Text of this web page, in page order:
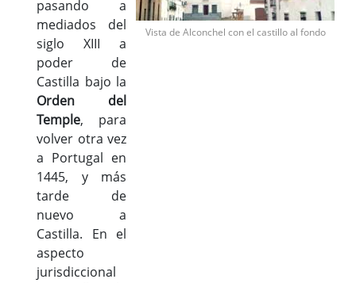
pasando a
mediados del
siglo XIII a
poder de
Castilla bajo la
Orden del
Temple, para
volver otra vez
a Portugal en
1445, y más
tarde de
nuevo a
Castilla. En el
aspecto
jurisdiccional
Vista de Alconchel con el castillo al fondo